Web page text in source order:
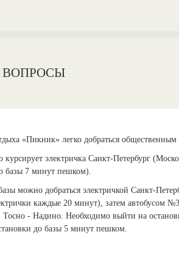
ВОПРОСЫ
«Пикник» легко добраться общественным
курсирует электричка Санкт-Петербург
базы 7 минут пешком).
можно добраться электричкой Санкт-
каждые 20 минут), затем автобусом
- Надино. Необходимо выйти на
до базы 5 минут пешком.